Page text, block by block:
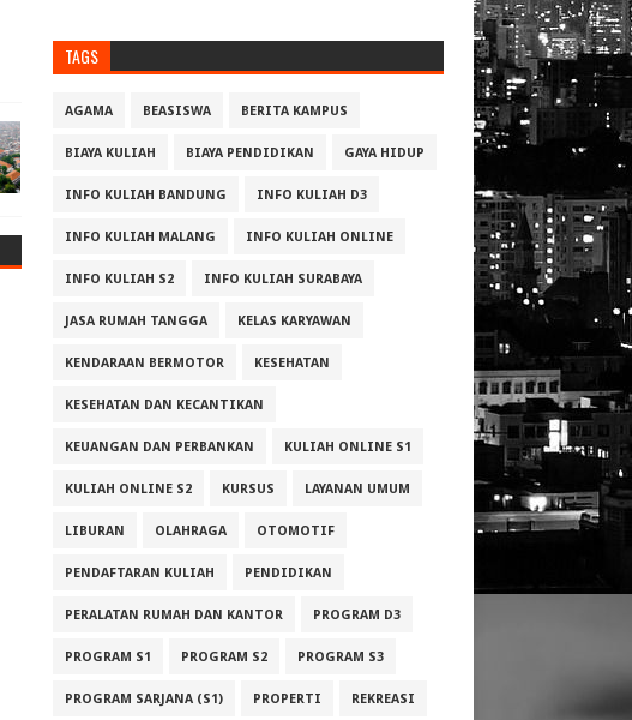
TAGS
AGAMA BEASISWA BERITA KAMPUS
BIAYA KULIAH BIAYA PENDIDIKAN GAYA HIDUP
INFO KULIAH BANDUNG INFO KULIAH D3
INFO KULIAH MALANG INFO KULIAH ONLINE
INFO KULIAH S2 INFO KULIAH SURABAYA
JASA RUMAH TANGGA KELAS KARYAWAN
KENDARAAN BERMOTOR KESEHATAN
KESEHATAN DAN KECANTIKAN
KEUANGAN DAN PERBANKAN KULIAH ONLINE S1
KULIAH ONLINE S2 KURSUS LAYANAN UMUM
LIBURAN OLAHRAGA OTOMOTIF
PENDAFTARAN KULIAH PENDIDIKAN
PERALATAN RUMAH DAN KANTOR PROGRAM D3
PROGRAM S1 PROGRAM S2 PROGRAM S3
PROGRAM SARJANA (S1) PROPERTI REKREASI